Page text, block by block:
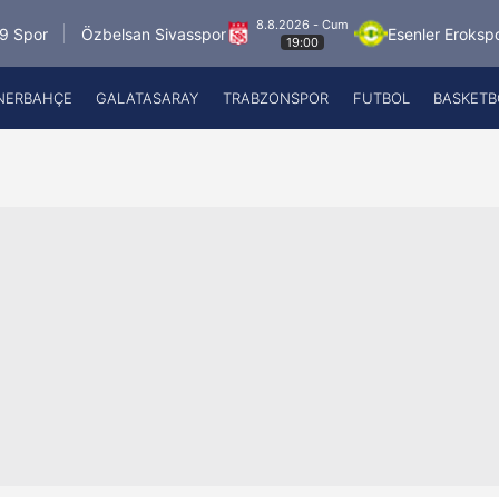
Sivasspor
8.8.2026 - Cum
19:00
Esenler Erokspor
GALATASARAY TRABZONSPOR FUTBOL